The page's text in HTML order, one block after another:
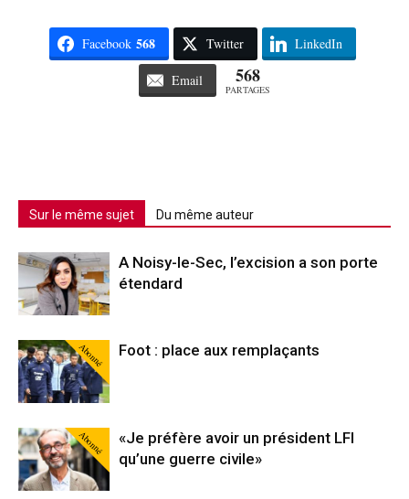
Facebook 568 Twitter LinkedIn
Email 568
PARTAGES
Sur le même sujet Du même auteur
A Noisy-le-Sec, l’excision a son porte
étendard
Abonné Foot : place aux remplaçants
Abonné
«Je préfère avoir un président LFI
qu’une guerre civile»